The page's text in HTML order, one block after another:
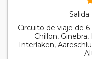
Circuito de viaje de
Chillon,
Interlaken,